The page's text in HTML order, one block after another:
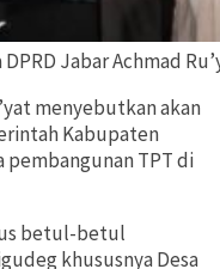
Jabar Achmad
menyebutkan akan
Kabupaten
pembangunan TPT di
betul-betul
khususnya Desa